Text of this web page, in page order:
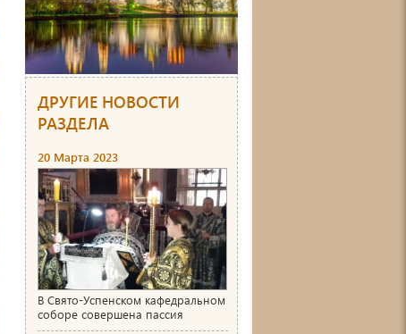
ДРУГИЕ НОВОСТИ
РАЗДЕЛА
20 Марта 2023
В Свято-Успенском кафедральном
соборе совершена пассия